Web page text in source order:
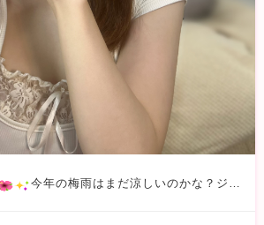
今年の梅雨はまだ涼しいのかな？ジメジメするけど割と過ごしやすくて嬉しいですね🥹